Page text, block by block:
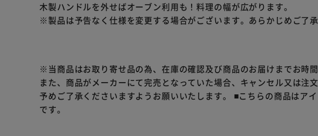
木製ハンドルを外せばオーブン利用も！料理の幅が広がります。
※製品は予告なく仕様を変更する場合がございます。あらかじめご了承
※当商品はお取り寄せ品の為、在庫の確認及び商品のお届けまでお時間
また、商品がメーカーにて完売となっていた場合、キャンセル又は注
予めご了承くださいますようお願いいたします。 ■こちらの商品はア
です。